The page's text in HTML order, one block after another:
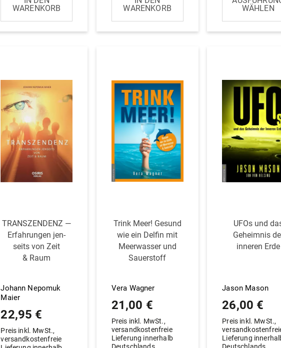
WARENKORB
WARENKORB
WÄHLEN
TRAN­SZENDENZ —
Erfah­rungen jen­
seits von Zeit
& Raum
Johann Nepomuk
Maier
22,95 €
Preis inkl. MwSt.,
versandkostenfreie
Trink Meer! Gesund
wie ein Delfin mit
Meer­wasser und
Sauerstoff
Vera Wagner
21,00 €
Preis inkl. MwSt.,
versandkostenfreie
Lieferung innerhalb
Deutschlands
UFOs und
Geheimnis
inneren Erde
Jason Mason
26,00 €
Preis inkl. MwSt.,
Lieferung
Deutschlands